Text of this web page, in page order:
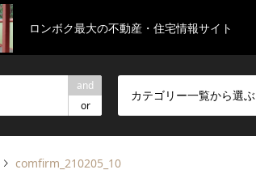
ロンボク最大の不動産・住宅情報サイト
and
or
カテゴリー一覧から選ぶ
comfirm_210205_10